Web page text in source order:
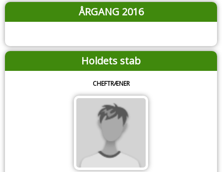
ÅRGANG 2016
Holdets stab
CHEFTRÆNER